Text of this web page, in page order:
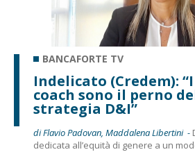
BANCAFORTE TV
Indelicato (Credem):
coach sono il perno
strategia D&I”
di Flavio Padovan, Maddalena Libertini -
dedicata all’equità di genere a un